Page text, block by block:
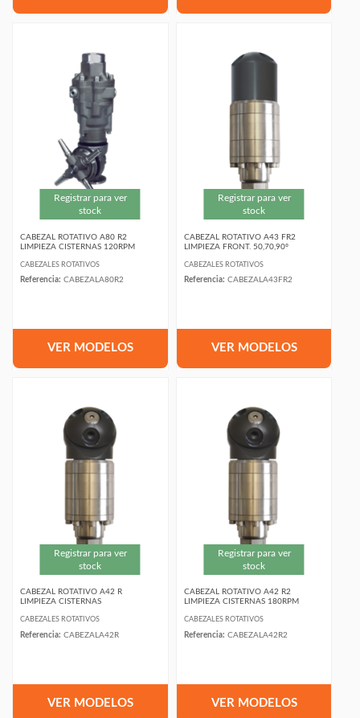
Registrar para ver
stock
CABEZAL ROTATIVO A80 R2
LIMPIEZA CISTERNAS 120RPM
CABEZALES ROTATIVOS
Referencia: CABEZALA80R2
VER MODELOS
Registrar para ver
stock
CABEZAL ROTATIVO A43 FR2
LIMPIEZA FRONT. 50,70,90º
CABEZALES ROTATIVOS
Referencia: CABEZALA43FR2
VER MODELOS
Registrar para ver
stock
CABEZAL ROTATIVO A42 R
LIMPIEZA CISTERNAS
CABEZALES ROTATIVOS
Referencia: CABEZALA42R
VER MODELOS
Registrar para ver
stock
CABEZAL ROTATIVO A42 R2
LIMPIEZA CISTERNAS 180RPM
CABEZALES ROTATIVOS
Referencia: CABEZALA42R2
VER MODELOS